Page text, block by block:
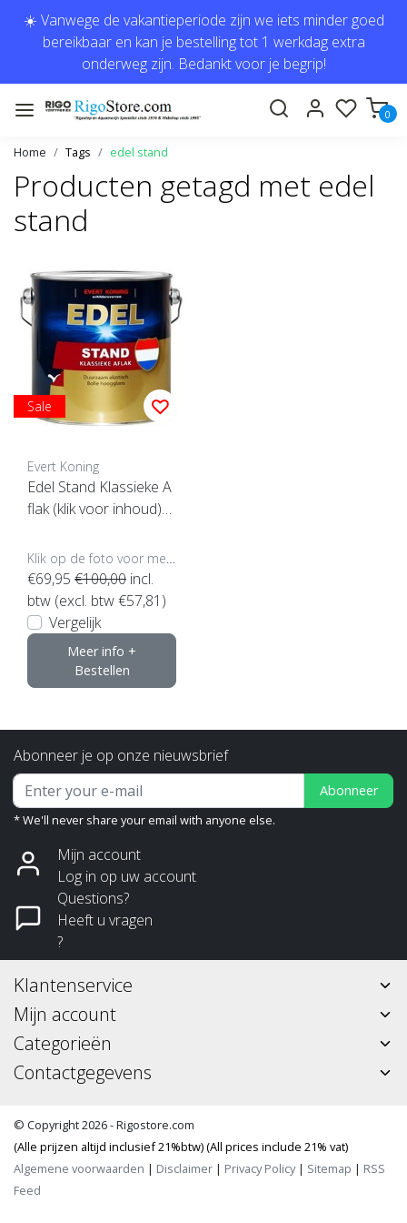
☀️ Vanwege de vakantieperiode zijn we iets minder goed
bereikbaar en kan je bestelling tot 1 werkdag extra
onderweg zijn. Bedankt voor je begrip!
0
Home Tags edel stand
Producten getagd met edel
stand
Sale
Evert Koning
Edel Stand Klassieke A
flak (klik voor inhoud)*
€69,95 €100,00 incl.
btw (excl. btw €57,81)
Vergelijk
Meer info +
Bestellen
Abonneer je op onze nieuwsbrief
Abonneer
* We'll never share your email with anyone else.
Mijn account
Log in op uw account
Questions?
Heeft u vragen
?
Klantenservice
Mijn account
Categorieën
Contactgegevens
© Copyright 2026 - Rigostore.com
(Alle prijzen altijd inclusief 21%btw) (All prices include 21% vat)
Algemene voorwaarden | Disclaimer | Privacy Policy| Sitemap | RSS
Feed